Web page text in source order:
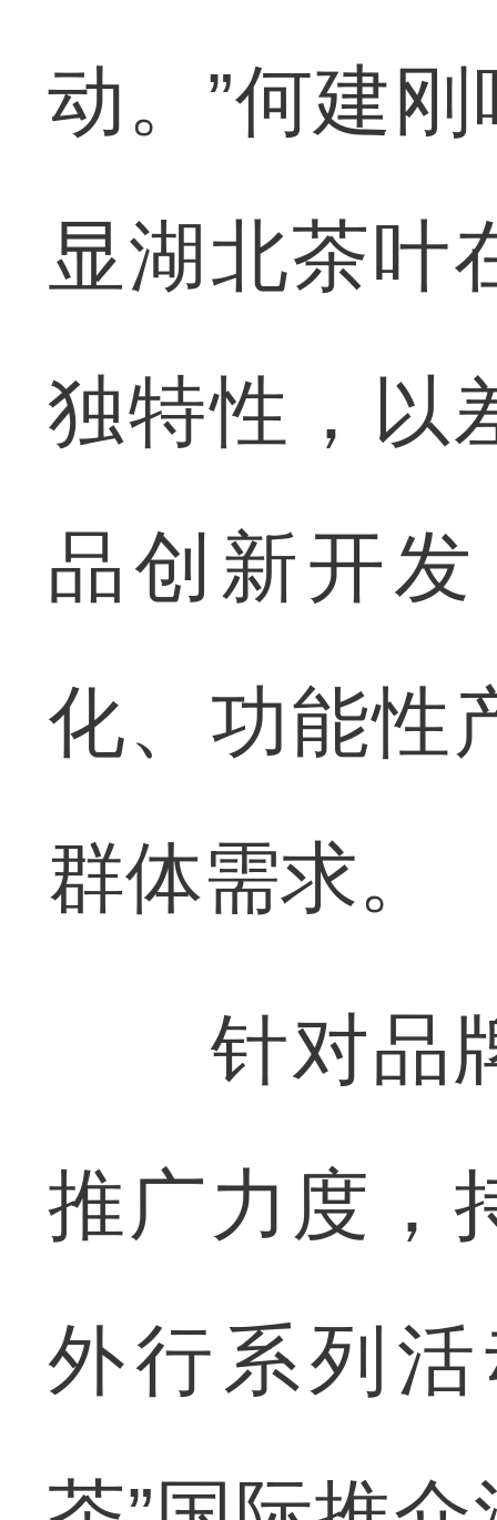
动。”何建
显湖北茶叶
独特性，以
品创新开
化、功能性
群体需求。
针对品牌
推广力度，
外行系列